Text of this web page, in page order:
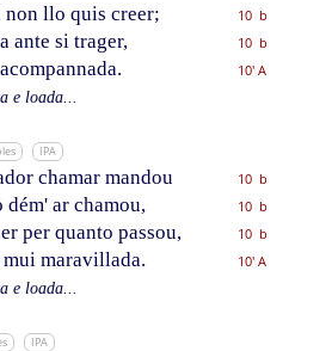
non llo quis creer;
10 b
ante si trager,
10 b
10' A
e loada...
IPA
chamar mandou
10 b
dém' ar chamou,
10 b
per quanto passou,
10 b
maravillada.
10' A
e loada...
IPA